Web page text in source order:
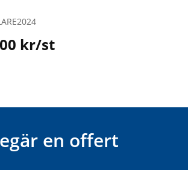
kr/st
en offert